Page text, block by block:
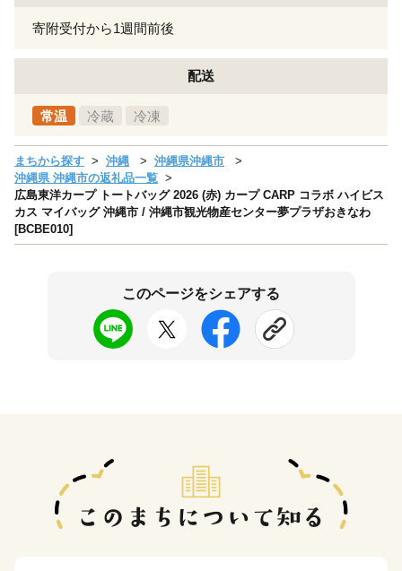
寄附受付から1週間前後
配送
常温 冷蔵 冷凍
まちから探す 沖縄
沖縄県沖縄市
沖縄県 沖縄市の返礼品一覧
広島東洋カープ トートバッグ 2026 (赤) カープ CARP コラボ ハイビス
カス マイバッグ 沖縄市 / 沖縄市観光物産センター夢プラザおきなわ
[BCBE010]
このページをシェアする